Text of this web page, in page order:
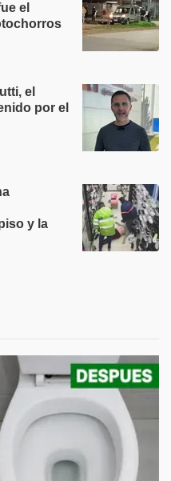
el
el
por el
y la